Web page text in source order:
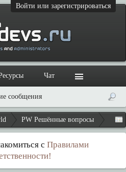
Войти или зарегистрироваться
PW Решённые вопросы
с Правилами
сообщения
Чат